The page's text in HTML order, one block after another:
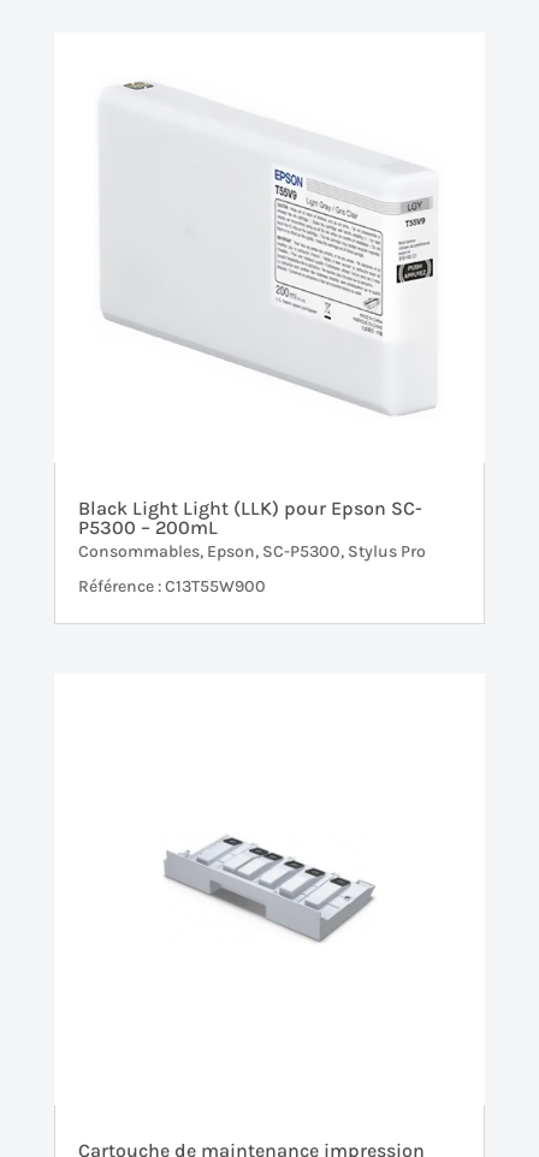
Black Light Light (LLK) pour Epson SC-
P5300 – 200mL
Consommables, Epson, SC-P5300, Stylus Pro
Référence : C13T55W900
Cartouche de maintenance impression